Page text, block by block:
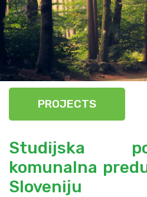
PROJECTS
Studijska
komunalna
Sloveniju